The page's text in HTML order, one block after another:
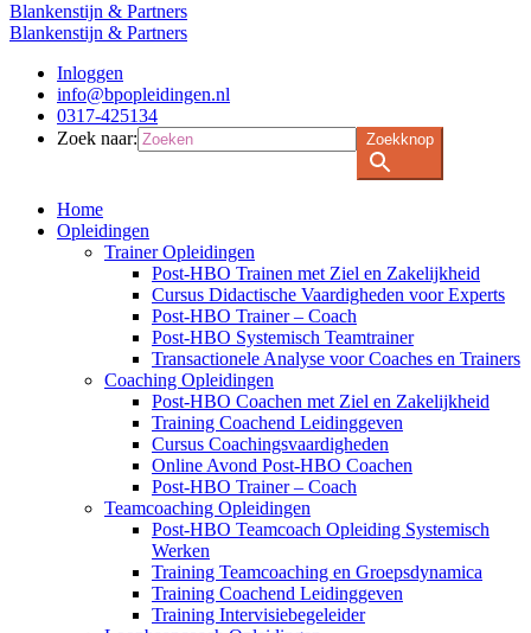
Blankenstijn & Partners
Blankenstijn & Partners
Inloggen
info@bpopleidingen.nl
0317-425134
Zoek naar:
Zoekknop
Home
Opleidingen
Trainer Opleidingen
Post-HBO Trainen met Ziel en Zakelijkheid
Cursus Didactische Vaardigheden voor Experts
Post-HBO Trainer – Coach
Post-HBO Systemisch Teamtrainer
Transactionele Analyse voor Coaches en Trainers
Coaching Opleidingen
Post-HBO Coachen met Ziel en Zakelijkheid
Training Coachend Leidinggeven
Cursus Coachingsvaardigheden
Online Avond Post-HBO Coachen
Post-HBO Trainer – Coach
Teamcoaching Opleidingen
Post-HBO Teamcoach Opleiding Systemisch
Werken
Training Teamcoaching en Groepsdynamica
Training Coachend Leidinggeven
Training Intervisiebegeleider